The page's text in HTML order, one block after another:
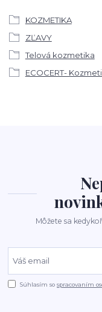
KOZMETIKA
ZĽAVY
Telová kozmetika
ECOCERT-
Môžete sa
Súhlasím sospracovaním